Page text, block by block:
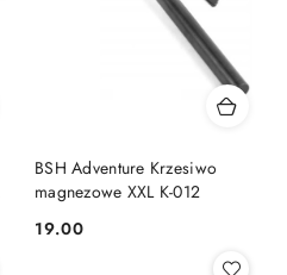
BSH Adventure Krzesiwo
magnezowe XXL K-012
Cena:
19.00